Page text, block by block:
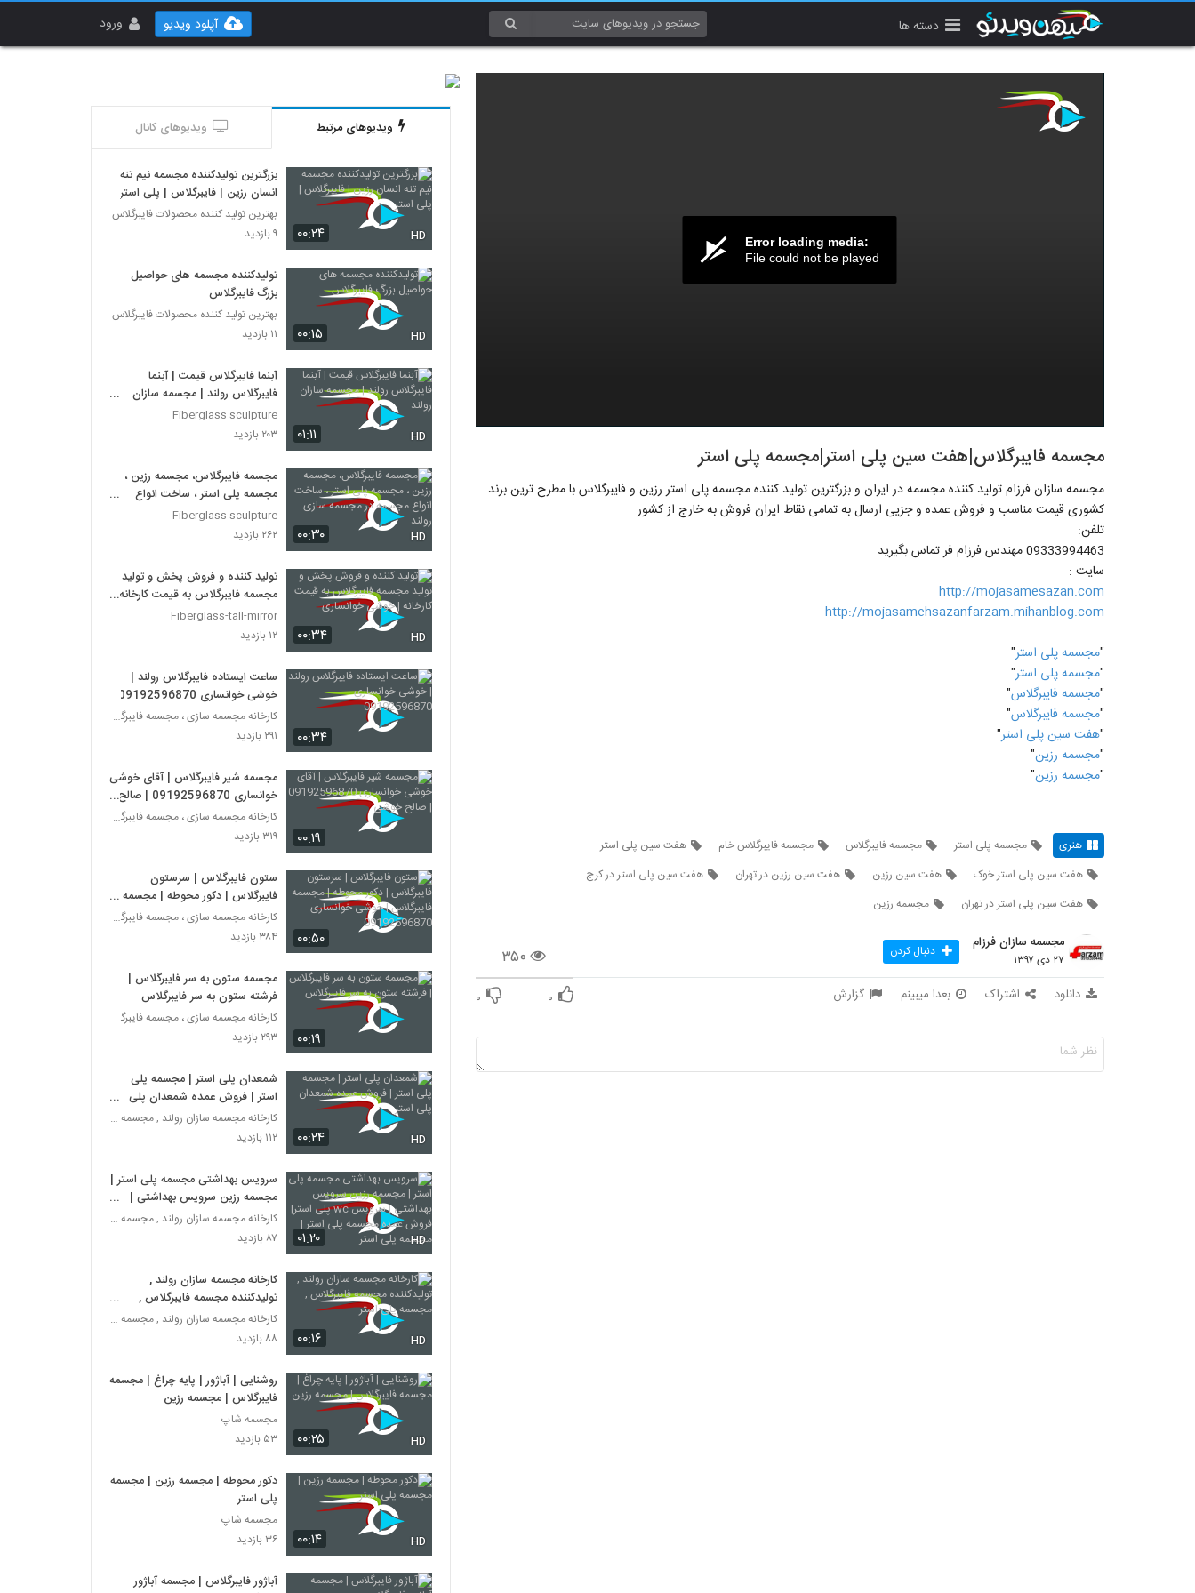
دسته ها ورود آپلود ویدیو
Error loading media:
File could not be played
مجسمه فایبرگلاس|هفت سین پلی استر|مجسمه پلی استر
مجسمه سازان فرزام تولید کننده مجسمه در ایران و بزرگترین تولید کننده مجسمه پلی استر رزین و فایبرگلاس با مطرح ترین برند
کشوری قیمت مناسب و فروش عمده و جزیی ارسال به تمامی نقاط ایران فروش به خارج از کشور
تلفن:
09333994463 مهندس فرزام فر تماس بگیرید
سایت :
http://mojasamesazan.com
http://mojasamehsazanfarzam.mihanblog.com
"مجسمه پلی استر"
"مجسمه پلی استر"
"مجسمه فایبرگلاس"
"مجسمه فایبرگلاس"
"هفت سین پلی استر"
"مجسمه رزین"
"مجسمه رزین"
هنری مجسمه پلی استر مجسمه فایبرگلاس مجسمه فایبرگلاس خام
هفت سین پلی استر
هفت سین پلی استر خوک
هفت سین رزین هفت سین رزین در تهران
هفت سین پلی استر در کرج
هفت سین پلی استر در تهران
مجسمه رزین
۳۵۰
مجسمه سازان فرزام
۲۷ دی ۱۳۹۷ دنبال کردن
دانلود اشتراک بعدا میبینم گزارش ۰ ۰
ویدیوهای مرتبط ویدیوهای کانال
۰۰:۲۴ HD
بزرگترین تولیدکننده مجسمه نیم تنه
انسان رزین | فایبرگلاس | پلی استر
بهترین تولید کننده محصولات فایبرگلاس
۹ بازدید
۰۰:۱۵ HD
تولیدکننده مجسمه های حواصیل
بزرگ فایبرگلاس
بهترین تولید کننده محصولات فایبرگلاس
۱۱ بازدید
۰۱:۱۱ HD
آبنما فایبرگلاس قیمت | آبنما
فایبرگلاس رولند | مجسمه سازان
رولند
Fiberglass sculpture
۲۰۳ بازدید
۰۰:۳۰ HD
مجسمه فایبرگلاس، مجسمه رزین ،
مجسمه پلی استر ، ساخت انواع
مجسمه در مجسمه سازی رولند
Fiberglass sculpture
۲۶۲ بازدید
۰۰:۳۴ HD
تولید کننده و فروش پخش و تولید
مجسمه فایبرگلاس به قیمت کارخانه |
خوشی خوانساری
Fiberglass-tall-mirror
۱۲ بازدید
۰۰:۳۴
ساعت ایستاده فایبرگلاس رولند |
خوشی خوانساری 09192596870
کارخانه مجسمه سازی ، مجسمه فایبرگلاس، مجسمه پلی اس
۲۹۱ بازدید
۰۰:۱۹
مجسمه شیر فایبرگلاس | آقای خوشی
خوانساری 09192596870 | صالح
خوشی
کارخانه مجسمه سازی ، مجسمه فایبرگلاس، مجسمه پلی اس
۳۱۹ بازدید
۰۰:۵۰
ستون فایبرگلاس | سرستون
فایبرگلاس | دکور محوطه | مجسمه
فایبرگلاس | خوشی خوانساری
09192596870
کارخانه مجسمه سازی ، مجسمه فایبرگلاس، مجسمه پلی اس
۳۸۴ بازدید
۰۰:۱۹
مجسمه ستون به سر فایبرگلاس |
فرشته ستون به سر فایبرگلاس
کارخانه مجسمه سازی ، مجسمه فایبرگلاس، مجسمه پلی اس
۲۹۳ بازدید
۰۰:۲۴ HD
شمعدان پلی استر | مجسمه پلی
استر | فروش عمده شمعدان پلی
استر
کارخانه مجسمه سازان رولند , مجسمه فایبرگلاس
۱۱۲ بازدید
۰۱:۲۰ HD
سرویس بهداشتی مجسمه پلی استر |
مجسمه رزین سرویس بهداشتی |
سرویس wc پلی استر| فروش عمده
مجسمه پلی استر | مجسمه پلی استر
کارخانه مجسمه سازان رولند , مجسمه فایبرگلاس
۸۷ بازدید
۰۰:۱۶ HD
کارخانه مجسمه سازان رولند ,
تولیدکننده مجسمه فایبرگلاس ,
مجسمه پلی استر
کارخانه مجسمه سازان رولند , مجسمه فایبرگلاس
۸۸ بازدید
۰۰:۲۵ HD
روشنایی | آباژور | پایه چراغ | مجسمه
فایبرگلاس | مجسمه رزین
مجسمه شاپ
۵۳ بازدید
۰۰:۱۴ HD
دکور محوطه | مجسمه رزین | مجسمه
پلی استر
مجسمه شاپ
۳۶ بازدید
آباژور فایبرگلاس | مجسمه آباژور